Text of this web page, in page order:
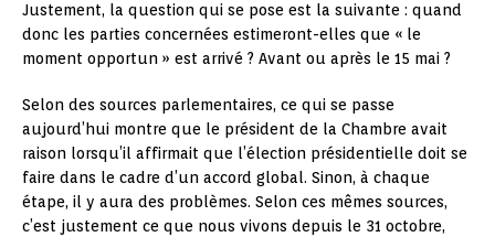
Justement, la question qui se pose est la suivante : quand
donc les parties concernées estimeront-elles que « le
moment opportun » est arrivé ? Avant ou après le 15 mai ?
Selon des sources parlementaires, ce qui se passe
aujourd’hui montre que le président de la Chambre avait
raison lorsqu’il affirmait que l’élection présidentielle doit se
faire dans le cadre d’un accord global. Sinon, à chaque
étape, il y aura des problèmes. Selon ces mêmes sources,
c’est justement ce que nous vivons depuis le 31 octobre,